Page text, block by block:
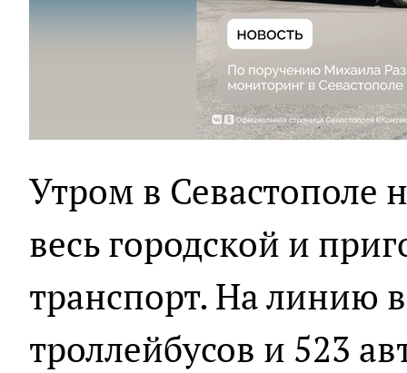
Утром в
весь городской и
транспорт. На линию
троллейбусов и 523